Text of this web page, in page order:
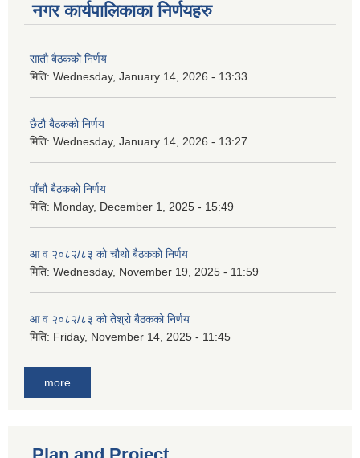
नगर कार्यपालिकाका निर्णयहरु
सातौ बैठकको निर्णय
मिति: Wednesday, January 14, 2026 - 13:33
छैटौ बैठकको निर्णय
मिति: Wednesday, January 14, 2026 - 13:27
पाँचौ बैठकको निर्णय
मिति: Monday, December 1, 2025 - 15:49
आ व २०८२/८३ को चौथो बैठकको निर्णय
मिति: Wednesday, November 19, 2025 - 11:59
आ व २०८२/८३ को तेश्रो बैठकको निर्णय
मिति: Friday, November 14, 2025 - 11:45
more